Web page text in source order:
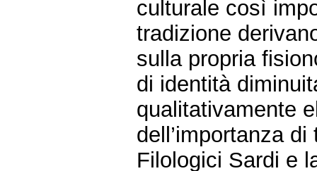
culturale così
tradizione
sulla propria
di identità
qualitativamente
dell’importanza
Filologici Sardi e